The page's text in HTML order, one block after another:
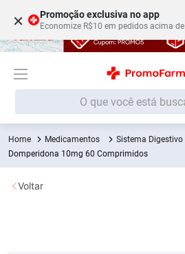
× Promoção exclusiva no app
Economize R$10 em pedidos acima
O que você está buscando?
Medicamentos Sistema Digestivo
Domperidona 10mg 60 Comprimidos
Voltar
Termos mais buscados
1º Fralda
2